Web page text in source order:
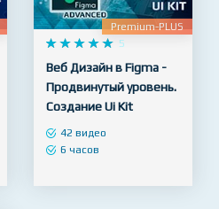
NEW
Premium-PLUS
    
     5
Веб Дизайн в Figma -
Продвинутый уровень.
Создание Ui Kit